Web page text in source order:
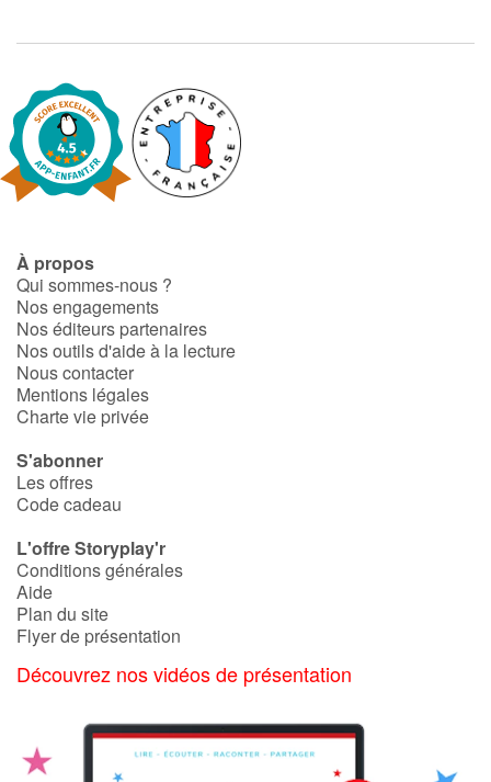
À propos
Qui sommes-nous ?
Nos engagements
Nos éditeurs partenaires
Nos outils d'aide à la lecture
Nous contacter
Mentions légales
Charte vie privée
S'abonner
Les offres
Code cadeau
L'offre Storyplay'r
Conditions générales
Aide
Plan du site
Flyer de présentation
Découvrez nos vidéos de présentation